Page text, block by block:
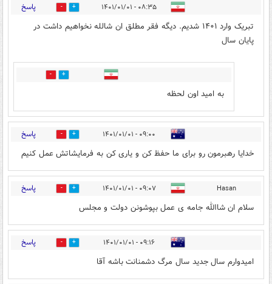
۰۸:۳۵ - ۱۴۰۱/۰۱/۰۱ 1 پاسخ
تبریک وارد ۱۴۰۱ شدیم. دیگه فقر مطلق ان شالله نخواهیم داشت در
پایان سال
0
به امید اون لحظه
۰۹:۰۰ - ۱۴۰۱/۰۱/۰۱ 1 پاسخ
خدایا رهبرمون رو برای ما حفظ کن و یاری کن به فرمایشاتش عمل کنیم
Hasan ۰۹:۰۷ - ۱۴۰۱/۰۱/۰۱ 2 پاسخ
سلام ان شاالله جامه ی عمل بپوشونن دولت و مجلس
۰۹:۱۶ - ۱۴۰۱/۰۱/۰۱ 2 پاسخ
امیدوارم سال جدید سال مرگ دشمنانت باشه آقا